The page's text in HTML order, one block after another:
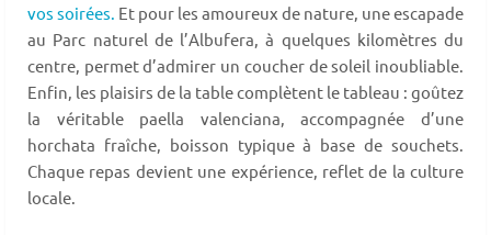
vos soirées. Et pour les amoureux de nature, une escapade
au Parc naturel de l’Albufera, à quelques kilomètres du
centre, permet d’admirer un coucher de soleil inoubliable.
Enfin, les plaisirs de la table complètent le tableau : goûtez
la véritable paella valenciana, accompagnée d’une
horchata fraîche, boisson typique à base de souchets.
Chaque repas devient une expérience, reflet de la culture
locale.